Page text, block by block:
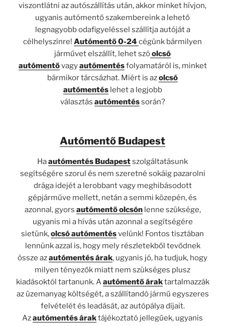
viszontlátni az autószállítás után, akkor minket hívjon,
ugyanis autómentő szakembereink a lehető
legnagyobb odafigyeléssel szállítja autóját a
célhelyszínre! Autómentő 0-24 cégünk bármilyen
járművet elszállít, lehet szóolcsó
autómentővagyautómentésfolyamatáról is, minket
bármikor tárcsázhat. Miért is azolcsó
autómentéslehet a legjobb
választás autómentéssorán?
Autómentő Budapest
Haautómentés Budapestszolgáltatásunk
segítségére szorul és nem szeretné sokáig pazarolni
drága idejét a lerobbant vagy meghibásodott
gépjárműve mellett, netán a semmi közepén, és
azonnal, gyors autómentő olcsónlenne szüksége,
ugyanis mi a hívás után azonnal a segítségére
sietünk,olcsó autómentésvelünk! Fontos tisztában
lennünk azzal is, hogy mely részletekből tevődnek
össze azautómentés árak, ugyanis jó, ha tudjuk, hogy
milyen tényezők miatt nem szükséges plusz
kiadásoktól tartanunk. Aautómentő áraktartalmazzák
az üzemanyag költségét, a szállítandó jármű egyszeres
felvételét és leadását, az autópálya díjait.
Azautómentés áraktájékoztató jellegűek, ugyanis